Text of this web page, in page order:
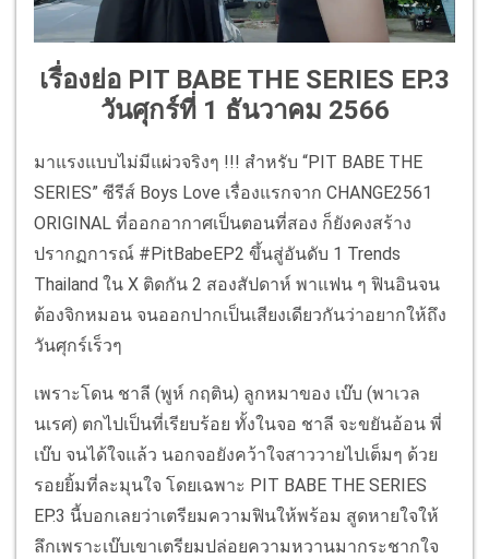
เรื่องย่อ PIT BABE THE SERIES EP.3
วันศุกร์ที่ 1 ธันวาคม 2566
มาแรงแบบไม่มีแผ่วจริงๆ !!! สำหรับ “PIT BABE THE
SERIES” ซีรีส์ Boys Love เรื่องแรกจาก CHANGE2561
ORIGINAL ที่ออกอากาศเป็นตอนที่สอง ก็ยังคงสร้าง
ปรากฏการณ์ #PitBabeEP2 ขึ้นสู่อันดับ 1 Trends
Thailand ใน X ติดกัน 2 สองสัปดาห์ พาแฟน ๆ ฟินอินจน
ต้องจิกหมอน จนออกปากเป็นเสียงเดียวกันว่าอยากให้ถึง
วันศุกร์เร็วๆ
เพราะโดน ชาลี (พูห์ กฤติน) ลูกหมาของ เบ๊บ (พาเวล
นเรศ) ตกไปเป็นที่เรียบร้อย ทั้งในจอ ชาลี จะขยันอ้อน พี่
เบ๊บ จนได้ใจแล้ว นอกจอยังคว้าใจสาววายไปเต็มๆ ด้วย
รอยยิ้มที่ละมุนใจ โดยเฉพาะ PIT BABE THE SERIES
EP.3 นี้บอกเลยว่าเตรียมความฟินให้พร้อม สูดหายใจให้
ลึกเพราะเบ๊บเขาเตรียมปล่อยความหวานมากระชากใจ